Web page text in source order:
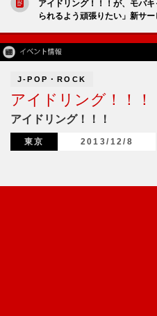
アイドリング！！！が、モバ
られるよう頑張りたい」新サ
J-POP・ROCK
アイドリング！！！
アイドリング！！！
東京 2013/12/8